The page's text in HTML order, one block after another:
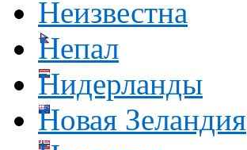
Неизвестна
Непал
Нидерланды
Новая Зеландия